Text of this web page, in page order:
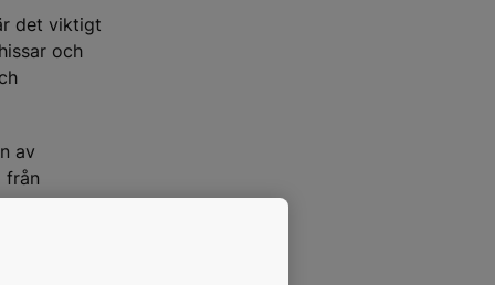
det viktigt
och
av
från
blir totalt